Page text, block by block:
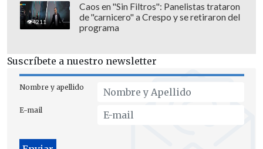
4211
Caos en "Sin Filtros": Panelistas trataron
de "carnicero" a Crespo y se retiraron del
programa
Suscríbete a nuestro newsletter
Nombre y apellido
E-mail